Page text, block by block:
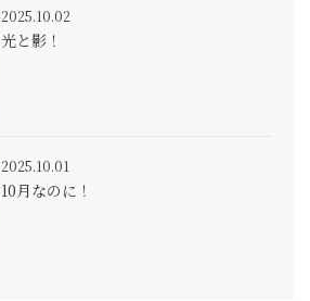
2025.10.02
光と影！
2025.10.01
10月なのに！